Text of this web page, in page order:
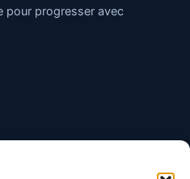
pour progresser avec